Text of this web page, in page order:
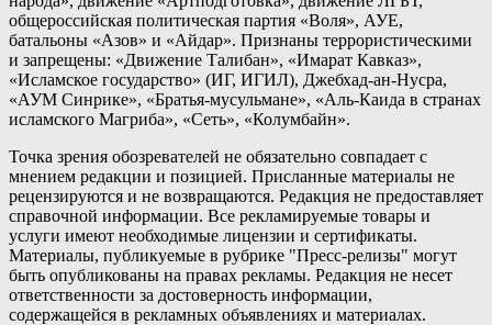
общероссийская политическая партия «Воля», АУЕ,
батальоны «Азов» и «Айдар». Признаны террористическими
и запрещены: «Движение Талибан», «Имарат Кавказ»,
«Исламское государство» (ИГ, ИГИЛ), Джебхад-ан-Нусра,
«АУМ Синрике», «Братья-мусульмане», «Аль-Каида в странах
исламского Магриба», «Сеть», «Колумбайн».
Точка зрения обозревателей не обязательно совпадает с
мнением редакции и позицией. Присланные материалы не
рецензируются и не возвращаются. Редакция не предоставляет
справочной информации. Все рекламируемые товары и
услуги имеют необходимые лицензии и сертификаты.
Материалы, публикуемые в рубрике "Пресс-релизы" могут
быть опубликованы на правах рекламы. Редакция не несет
ответственности за достоверность информации,
содержащейся в рекламных объявлениях и материалах.